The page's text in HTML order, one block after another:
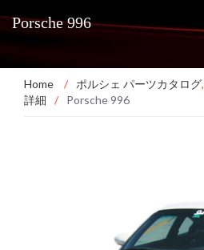
Porsche 996
Home / ポルシェ パーツカタログ,
詳細
/ Porsche 996